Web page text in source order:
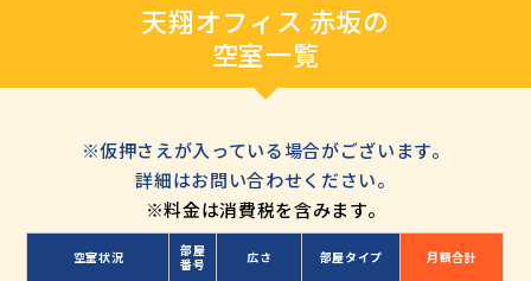
天翔オフィス 赤坂の
空室一覧
※仮押さえが入っている場合がございます。
詳細はお問い合わせください。
※料金は消費税を含みます。
空室状況
部屋
番号
広さ 部屋タイプ 月額合計